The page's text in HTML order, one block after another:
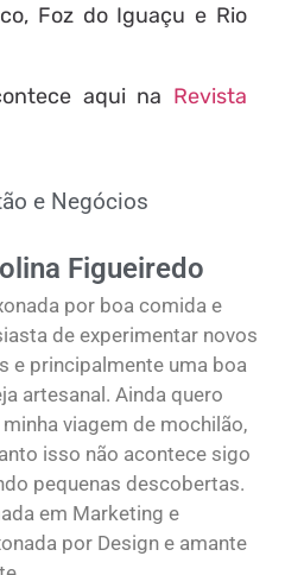
Foz do Iguaçu e Rio
aqui na Revista
e Negócios
Figueiredo
por boa comida e
de experimentar novos
e principalmente uma boa
artesanal. Ainda quero
viagem de mochilão,
isso não acontece sigo
pequenas descobertas.
em Marketing e
por Design e amante